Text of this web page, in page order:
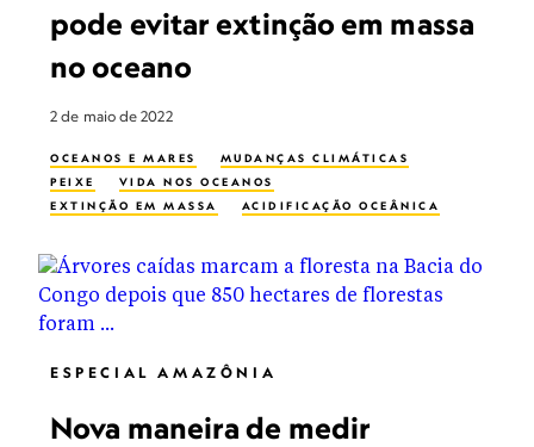
pode evitar extinção em massa
no oceano
2 de maio de 2022
OCEANOS E MARES
MUDANÇAS CLIMÁTICAS
PEIXE
VIDA NOS OCEANOS
EXTINÇÃO EM MASSA
ACIDIFICAÇÃO OCEÂNICA
ESPECIAL AMAZÔNIA
Nova maneira de medir